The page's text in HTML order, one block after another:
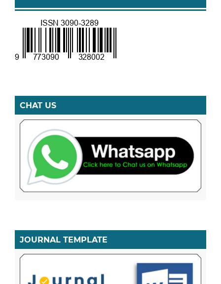
CHAT US
JOURNAL TEMPLATE